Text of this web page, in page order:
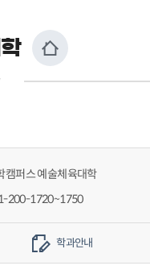
캠퍼스 예술체육대학
200-1720~1750
학과안내